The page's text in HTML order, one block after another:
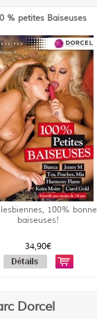
% petites Baiseuses
100%
baiseuses!
34,90€
Dorcel